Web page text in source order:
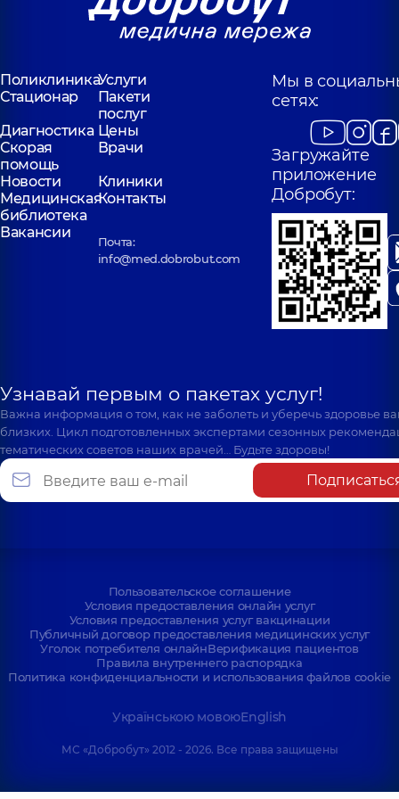
ПоликлиникаУслуги
Стационар
Пакети
послуг
Диагностика Цены
Скорая
помощь
Врачи
Новости
Клиники
Медицинская
библиотека
Контакты
Вакансии
Почта:
info@med.dobrobut.com
Мы в
сетях:
Загружайте
приложение
Добробут:
Узнавай первым о пакетах услуг!
Важна информация о том, как не заболеть и уберечь здоровье
близких. Цикл подготовленных экспертами сезонных
тематических советов наших врачей… Будьте здоровы!
Пользовательское соглашение
Условия предоставления онлайн услуг
Условия предоставления услуг вакцинации
Публичный договор предоставления медицинских услуг
Уголок потребителя онлайнВерификация пациентов
Правила внутреннего распорядка
Политика конфиденциальности и использования файлов cookie
Українською мовоюEnglish
МС «Добробут» 2012 - 2026. Все права защищены